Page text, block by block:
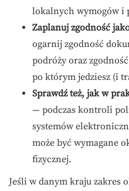
lokalnych wymogów i
Zaplanuj zgodność
ogarnij zgodność
podróży oraz
po którym jedziesz (i
Sprawdź też, jak w
— podczas kontroli
systemów
może być wymagane
fizycznej.
Jeśli w danym kraju zakres